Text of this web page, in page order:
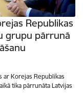
Republikas
grupu pārrunā
Korejas Republikas
tika pārrunāta Latvijas